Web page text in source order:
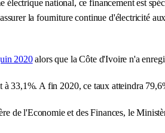
national, ce financement est
la fourniture continue d'électricité
2020alors que la Côte d'Ivoire n'a
33,1%. A fin 2020, ce taux atteindra
de l'Economie et des Finances, le